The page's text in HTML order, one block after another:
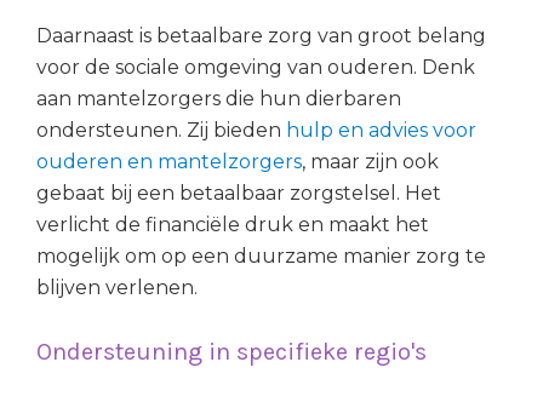
Daarnaast is betaalbare zorg van groot belang
voor de sociale omgeving van ouderen. Denk
aan mantelzorgers die hun dierbaren
ondersteunen. Zij bieden hulp en advies voor
ouderen en mantelzorgers, maar zijn ook
gebaat bij een betaalbaar zorgstelsel. Het
verlicht de financiële druk en maakt het
mogelijk om op een duurzame manier zorg te
blijven verlenen.
Ondersteuning in specifieke regio's